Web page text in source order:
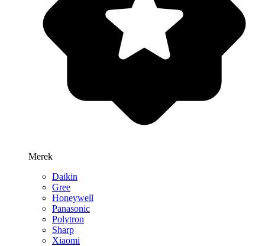
Merek
Daikin
Gree
Honeywell
Panasonic
Polytron
Sharp
Xiaomi